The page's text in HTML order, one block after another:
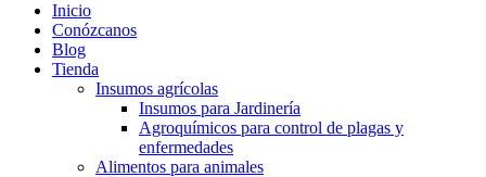
Inicio
Conózcanos
Blog
Tienda
Insumos agrícolas
Insumos para Jardinería
Agroquímicos para control de plagas y
enfermedades
Alimentos para animales